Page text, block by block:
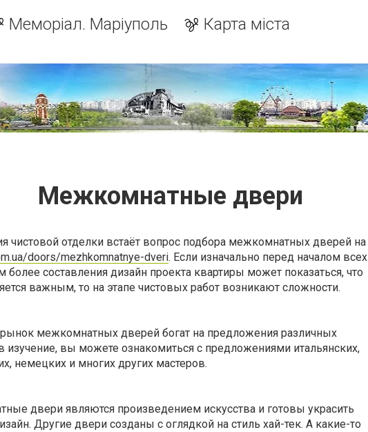
Меморіал. Маріуполь Карта міста
Межкомнатные двери
чистовой отделки встаёт вопрос подбора межкомнатных дверей на
doors/mezhkomnatnye-dveri. Если изначально перед началом всех
более составления дизайн проекта квартиры может показаться, что
важным, то на этапе чистовых работ возникают сложности.
межкомнатных дверей богат на предложения различных
изучение, вы можете ознакомиться с предложениями итальянских,
немецких и многих других мастеров.
двери являются произведением искусства и готовы украсить
Другие двери созданы с оглядкой на стиль хай-тек. А какие-то